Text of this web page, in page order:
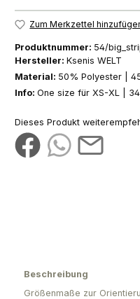
Zum Merkzettel
Produktnummer: 54/
Hersteller: Ksenis WELT
Material: 50% Polyester |
Info: One size für XS-XL |
Dieses Produkt
Beschreibung
Größenmaße zur